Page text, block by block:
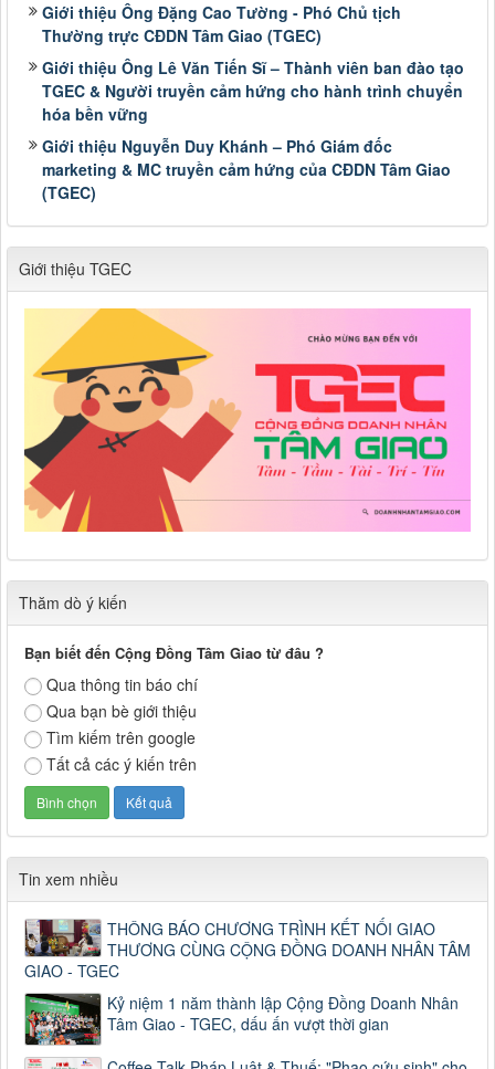
Giới thiệu Ông Đặng Cao Tường - Phó Chủ tịch
Thường trực CĐDN Tâm Giao (TGEC)
Giới thiệu Ông Lê Văn Tiến Sĩ – Thành viên ban đào tạo
TGEC & Người truyền cảm hứng cho hành trình chuyển
hóa bền vững
Giới thiệu Nguyễn Duy Khánh – Phó Giám đốc
marketing & MC truyền cảm hứng của CĐDN Tâm Giao
(TGEC)
Giới thiệu TGEC
Thăm dò ý kiến
Bạn biết đến Cộng Đồng Tâm Giao từ đâu ?
Qua thông tin báo chí
Qua bạn bè giới thiệu
Tìm kiếm trên google
Tất cả các ý kiến trên
Tin xem nhiều
THÔNG BÁO CHƯƠNG TRÌNH KẾT NỐI GIAO
THƯƠNG CÙNG CỘNG ĐỒNG DOANH NHÂN TÂM
GIAO - TGEC
Kỷ niệm 1 năm thành lập Cộng Đồng Doanh Nhân
Tâm Giao - TGEC, dấu ấn vượt thời gian